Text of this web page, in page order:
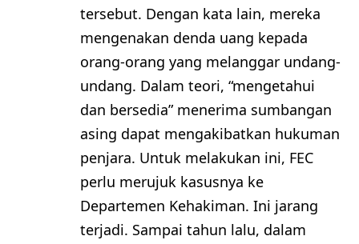
tersebut. Dengan kata lain, mereka
mengenakan denda uang kepada
orang-orang yang melanggar undang-
undang. Dalam teori, “mengetahui
dan bersedia” menerima sumbangan
asing dapat mengakibatkan hukuman
penjara. Untuk melakukan ini, FEC
perlu merujuk kasusnya ke
Departemen Kehakiman. Ini jarang
terjadi. Sampai tahun lalu, dalam